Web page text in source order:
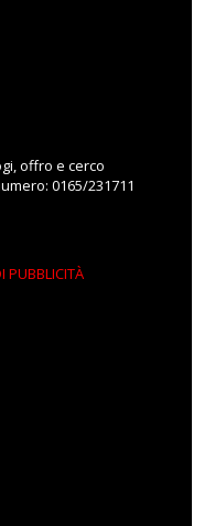
offro e cerco
0165/231711
PUBBLICITÀ